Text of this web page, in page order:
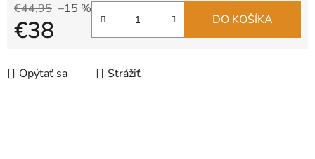
€44,95 –15 %
€38 DO KOŠÍKA
Opýtať sa Strážiť